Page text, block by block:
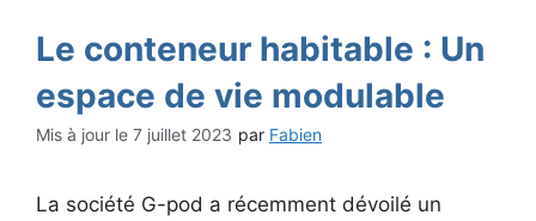
Le conteneur habitable : Un
espace de vie modulable
7 juillet 2023 par Fabien
La société G-pod a récemment dévoilé un